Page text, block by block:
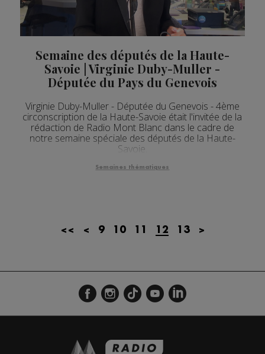
Semaine des députés de la Haute-
Savoie | Virginie Duby-Muller -
Députée du Pays du Genevois
Virginie Duby-Muller - Députée du Genevois - 4ème
circonscription de la Haute-Savoie était l'invitée de la
rédaction de Radio Mont Blanc dans le cadre de
notre semaine spéciale des députés de la Haute-
Savoie.
Semaines thématiques
<< < 9 10 11 12 13 >